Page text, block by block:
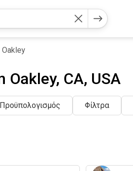
Oakley
CA, USA
Προϋπολογισμός Φίλτρα